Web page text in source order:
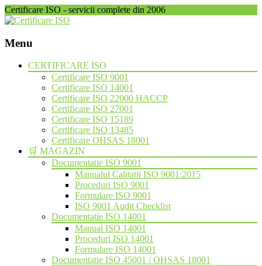
Certificare ISO - servicii complete din 2006
Menu
Skip
CERTIFICARE ISO
Certificare ISO 9001
Certificare ISO 14001
Certificare ISO 22000 HACCP
Certificare ISO 27001
Certificare ISO 15189
Certificare ISO 13485
Certificare OHSAS 18001
🛒 MAGAZIN
Documentatie ISO 9001
Manualul Calitatii ISO 9001:2015
Proceduri ISO 9001
Formulare ISO 9001
ISO 9001 Audit Checklist
Documentatie ISO 14001
Manual ISO 14001
Proceduri ISO 14001
Formulare ISO 14001
Documentatie ISO 45001 / OHSAS 18001